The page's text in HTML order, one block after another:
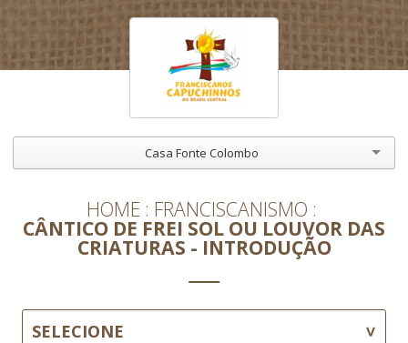
Casa Fonte Colombo
HOME FRANCISCANISMO
CÂNTICO DE FREI SOL OU LOUVOR DAS
CRIATURAS - INTRODUÇÃO
SELECIONE